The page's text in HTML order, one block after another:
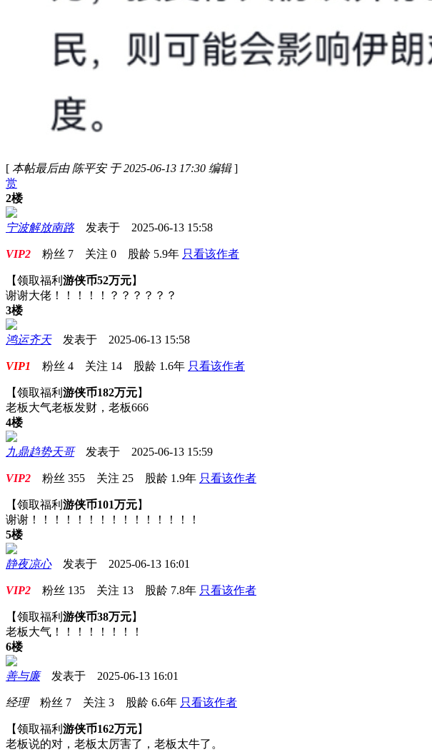
[ 本帖最后由 陈平安 于 2025-06-13 17:30 编辑]
赏
2楼
宁波解放南路发表于 2025-06-13 15:58
VIP2 粉丝 7 关注 0 股龄 5.9年 只看该作者
【领取福利 游侠币52万元】
谢谢大佬！！！！！？？？？？？
3楼
鸿运齐天发表于 2025-06-13 15:58
VIP1 粉丝 4 关注 14 股龄 1.6年 只看该作者
【领取福利 游侠币182万元】
老板大气老板发财，老板666
4楼
九鼎趋势天哥发表于 2025-06-13 15:59
VIP2 粉丝 355 关注 25 股龄 1.9年 只看该作者
【领取福利 游侠币101万元】
谢谢！！！！！！！！！！！！！！！
5楼
静夜凉心发表于 2025-06-13 16:01
VIP2 粉丝 135 关注 13 股龄 7.8年 只看该作者
【领取福利 游侠币38万元】
老板大气！！！！！！！！
6楼
善与廉发表于 2025-06-13 16:01
经理粉丝 7 关注 3 股龄 6.6年 只看该作者
【领取福利 游侠币162万元】
老板说的对，老板太厉害了，老板太牛了。